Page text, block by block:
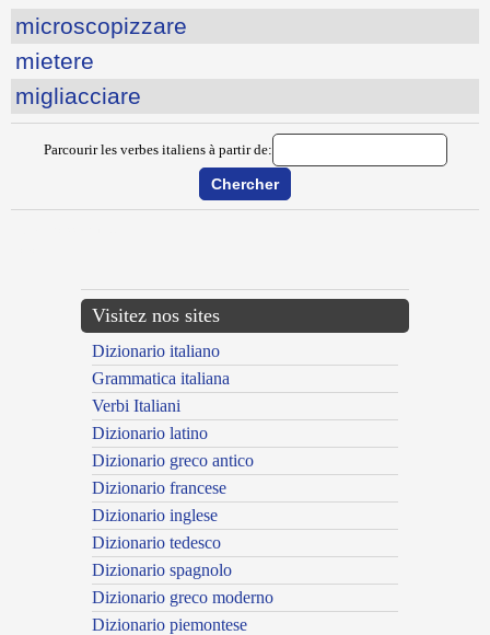
microscopizzare
mietere
migliacciare
Parcourir les verbes italiens à partir de:
Visitez nos sites
Dizionario italiano
Grammatica italiana
Verbi Italiani
Dizionario latino
Dizionario greco antico
Dizionario francese
Dizionario inglese
Dizionario tedesco
Dizionario spagnolo
Dizionario greco moderno
Dizionario piemontese